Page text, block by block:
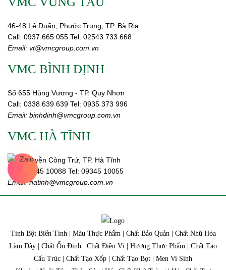
46-48 Lê Duẩn, Phước Trung, TP. Bà Rịa
Call: 0937 665 055 Tel: 02543 733 668
Email: vt@vmcgroup.com.vn
VMC BÌNH ĐỊNH
Số 655 Hùng Vương - TP. Quy Nhơn
Call: 0338 639 639 Tel: 0935 373 996
Email: binhdinh@vmcgroup.com.vn
VMC HÀ TĨNH
359 Nguyễn Công Trứ, TP. Hà Tĩnh
Call:
09345 10088 Tel: 09345 10055
Email: hatinh@vmcgroup.com.vn
Tinh Bột Biến Tính | Màu Thực Phẩm | Chất Bảo Quản | Chất Nhũ Hóa
Làm Dày | Chất Ổn Định | Chất Điều Vị | Hương Thực Phẩm | Chất Tạo
Cấu Trúc | Chất Tạo Xốp | Chất Tạo Bọt | Men Vi Sinh